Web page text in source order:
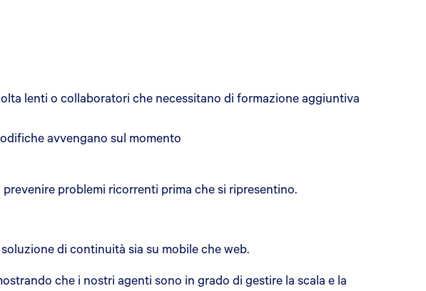
lenti o collaboratori che necessitano di formazione aggiuntiva
avvengano sul momento
problemi ricorrenti prima che si ripresentino.
di continuità sia su mobile che web.
che i nostri agenti sono in grado di gestire la scala e la